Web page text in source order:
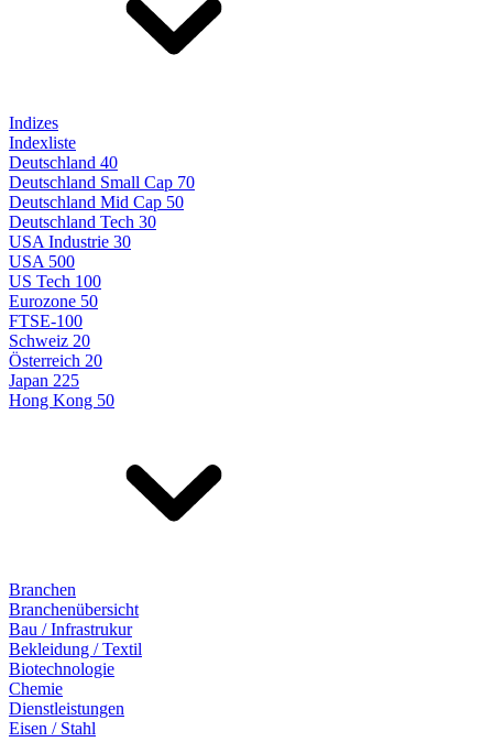
Indizes
Indexliste
Deutschland 40
Deutschland Small Cap 70
Deutschland Mid Cap 50
Deutschland Tech 30
USA Industrie 30
USA 500
US Tech 100
Eurozone 50
FTSE-100
Schweiz 20
Österreich 20
Japan 225
Hong Kong 50
Branchen
Branchenübersicht
Bau / Infrastrukur
Bekleidung / Textil
Biotechnologie
Chemie
Dienstleistungen
Eisen / Stahl